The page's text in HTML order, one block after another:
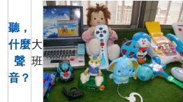
聽，
什麼
聲
音？
大
班